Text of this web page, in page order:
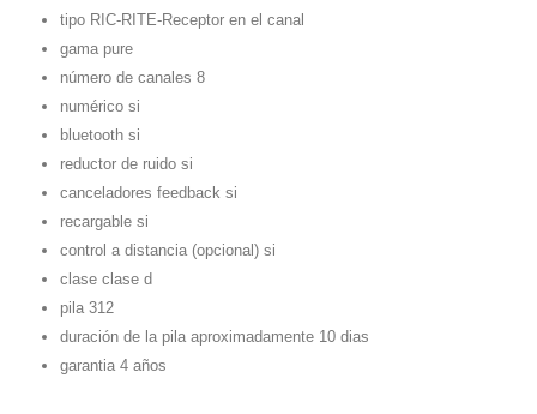
tipo RIC-RITE-Receptor en el canal
gama pure
número de canales 8
numérico si
bluetooth si
reductor de ruido si
canceladores feedback si
recargable si
control a distancia (opcional) si
clase clase d
pila 312
duración de la pila aproximadamente 10 dias
garantia 4 años